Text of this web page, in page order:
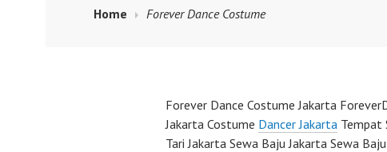
Home Forever Dance Costume
Forever Dance Costume Jakarta
Jakarta Costume Dancer Jakarta Tempat
Tari Jakarta Sewa Baju Jakarta Sewa